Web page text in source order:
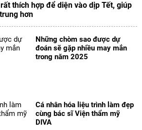
thích hợp để diện vào dịp Tết, giúp
hơn
Những chòm sao được dự
đoán sẽ gặp nhiều may mắn
trong năm 2025
Cá nhân hóa liệu trình làm đẹp
cùng bác sĩ Viện thẩm mỹ
DIVA